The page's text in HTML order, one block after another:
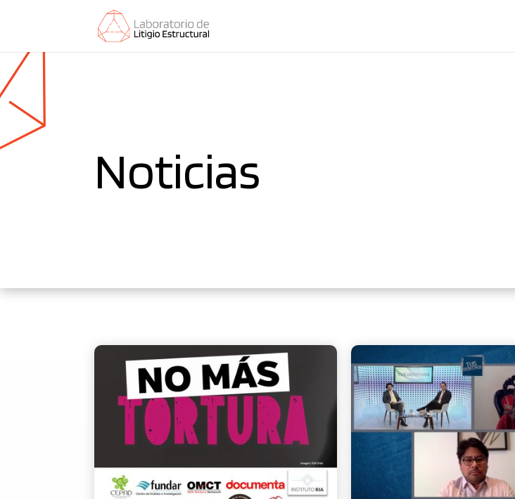
Noticias